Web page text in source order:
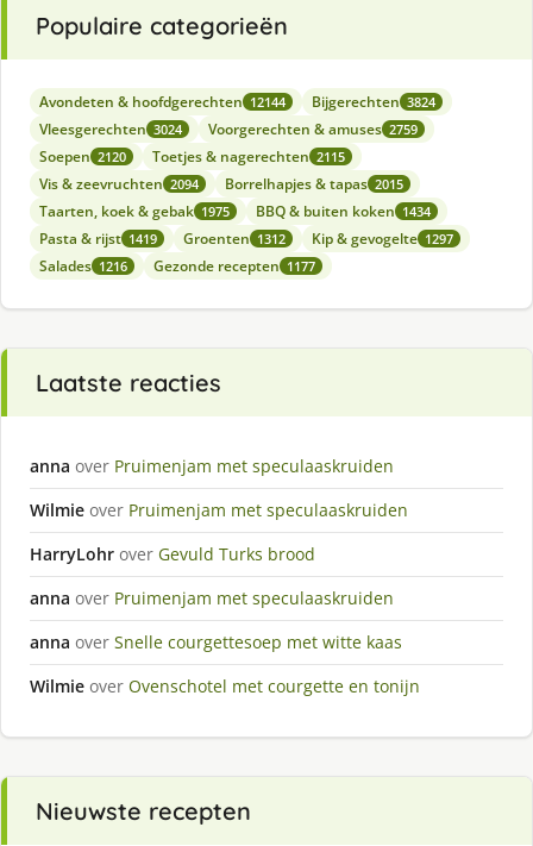
Populaire categorieën
Avondeten & hoofdgerechten 12144 Bijgerechten 3824
Vleesgerechten 3024 Voorgerechten & amuses 2759
Soepen 2120 Toetjes & nagerechten 2115
Vis & zeevruchten 2094 Borrelhapjes & tapas 2015
Taarten, koek & gebak 1975 BBQ & buiten koken 1434
Pasta & rijst 1419 Groenten 1312 Kip & gevogelte 1297
Salades 1216 Gezonde recepten 1177
Laatste reacties
anna over Pruimenjam met speculaaskruiden
Wilmie over Pruimenjam met speculaaskruiden
HarryLohr over Gevuld Turks brood
anna over Pruimenjam met speculaaskruiden
anna over Snelle courgettesoep met witte kaas
Wilmie over Ovenschotel met courgette en tonijn
Nieuwste recepten